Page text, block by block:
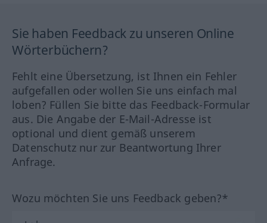
Sie haben Feedback zu unseren Online
Wörterbüchern?
Fehlt eine Übersetzung, ist Ihnen ein Fehler
aufgefallen oder wollen Sie uns einfach mal
loben? Füllen Sie bitte das Feedback-Formular
aus. Die Angabe der E-Mail-Adresse ist
optional und dient gemäß unserem
Datenschutz nur zur Beantwortung Ihrer
Anfrage.
Wozu möchten Sie uns Feedback geben?*